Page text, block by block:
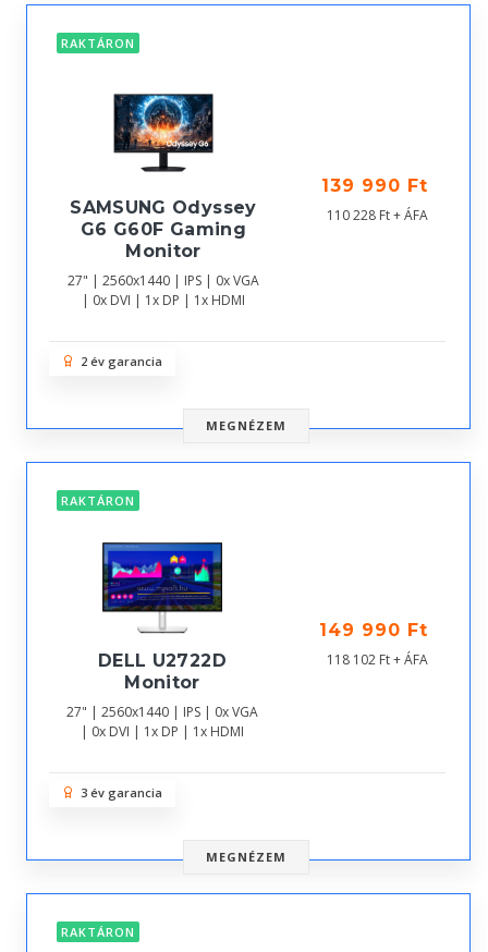
RAKTÁRON
SAMSUNG Odyssey
G6 G60F Gaming
Monitor
27" | 2560x1440 | IPS | 0x VGA
| 0x DVI | 1x DP | 1x HDMI
139 990 Ft
110 228 Ft + ÁFA
2 év garancia
MEGNÉZEM
RAKTÁRON
DELL U2722D
Monitor
27" | 2560x1440 | IPS | 0x VGA
| 0x DVI | 1x DP | 1x HDMI
149 990 Ft
118 102 Ft + ÁFA
3 év garancia
MEGNÉZEM
RAKTÁRON